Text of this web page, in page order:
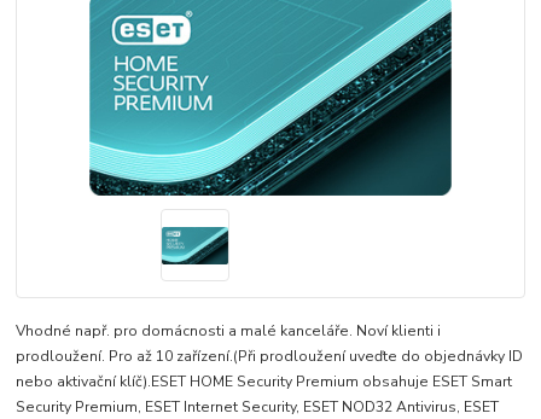
Vhodné např. pro domácnosti a malé kanceláře. Noví klienti i
prodloužení. Pro až 10 zařízení.(Při prodloužení uveďte do objednávky ID
nebo aktivační klíč).ESET HOME Security Premium obsahuje ESET Smart
Security Premium, ESET Internet Security, ESET NOD32 Antivirus, ESET